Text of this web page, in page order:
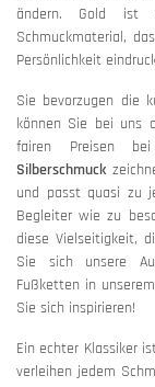
ändern. Gold ist
Schmuckmaterial,
Persönlichkeit
Sie bevorzugen die
können Sie bei uns
fairen Preisen bei
Silberschmuck
und passt quasi zu
Begleiter wie zu
diese Vielseitigkeit,
Sie sich unsere
Fußketten in
Sie sich inspirieren!
Ein echter Klassiker
verleihen jedem